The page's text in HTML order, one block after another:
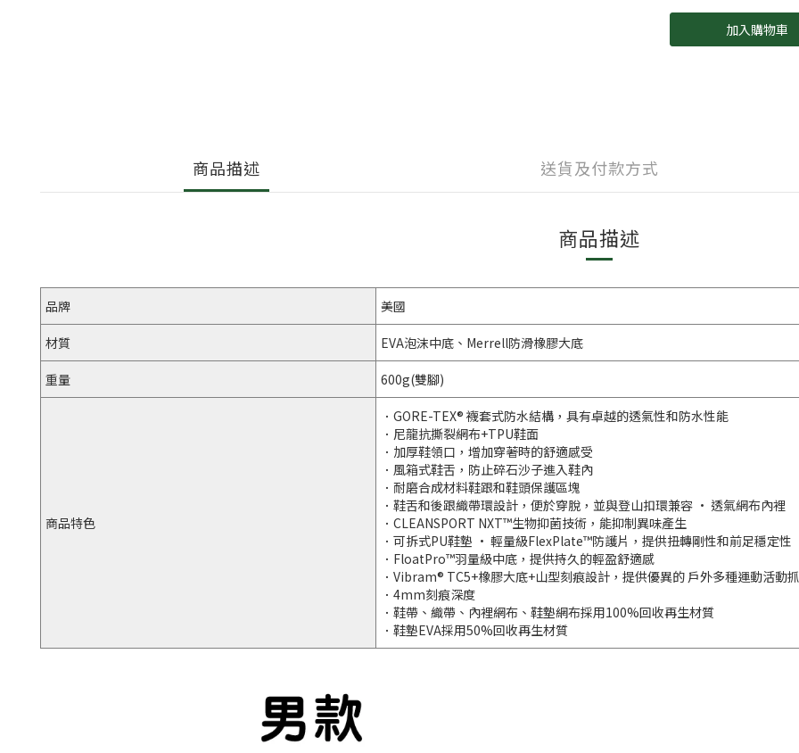
加入購物車
商品描述 送貨及付款方式
商品描述
品牌 美國
材質 EVA泡沫中底、Merrell防滑橡膠大底
重量 600g(雙腳)
商品特色
．GORE-TEX® 襪套式防水結構，具有卓越的透氣性和防水性能
．尼龍抗撕裂網布+TPU鞋面
．加厚鞋領口，增加穿著時的舒適感受
．風箱式鞋舌，防止碎石沙子進入鞋內
．耐磨合成材料鞋跟和鞋頭保護區塊
．鞋舌和後跟織帶環設計，便於穿脫，並與登山扣環兼容 • 透氣網布內裡
．CLEANSPORT NXT™生物抑菌技術，能抑制異味產生
．可拆式PU鞋墊 • 輕量級FlexPlate™防護片，提供扭轉剛性和前足穩定性
．FloatPro™羽量級中底，提供持久的輕盈舒適感
．Vibram® TC5+橡膠大底+山型刻痕設計，提供優異的 戶外多種運動活動
．4mm刻痕深度
．鞋帶、織帶、內裡網布、鞋墊網布採用100%回收再生材質
．鞋墊EVA採用50%回收再生材質